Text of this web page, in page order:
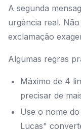
A segunda
urgência real.
exclamação
Algumas regras
Máximo de 4
precisar de
Use o nome
Lucas"